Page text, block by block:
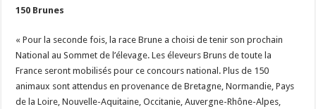
150 Brunes
« Pour la seconde fois, la race Brune a choisi de tenir son prochain
National au Sommet de l’élevage. Les éleveurs Bruns de toute la
France seront mobilisés pour ce concours national. Plus de 150
animaux sont attendus en provenance de Bretagne, Normandie, Pays
de la Loire, Nouvelle-Aquitaine, Occitanie, Auvergne-Rhône-Alpes,